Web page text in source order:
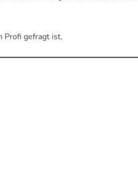
Profi gefragt ist.